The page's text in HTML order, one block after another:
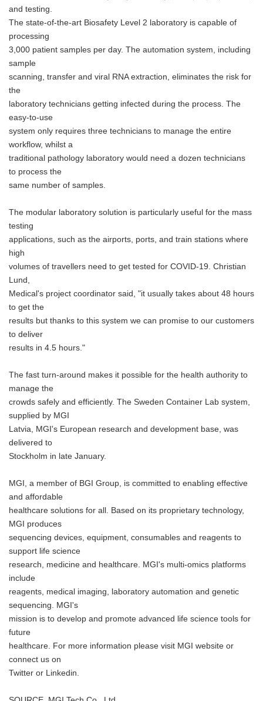
and testing.
The state-of-the-art Biosafety Level 2 laboratory is capable of
processing
3,000 patient samples per day. The automation system, including
sample
scanning, transfer and viral RNA extraction, eliminates the risk for
the
laboratory technicians getting infected during the process. The
easy-to-use
system only requires three technicians to manage the entire
workflow, whilst a
traditional pathology laboratory would need a dozen technicians
to process the
same number of samples.
The modular laboratory solution is particularly useful for the mass
testing
applications, such as the airports, ports, and train stations where
high
volumes of travellers need to get tested for COVID-19. Christian
Lund,
Medical's project coordinator said, "it usually takes about 48 hours
to get the
results but thanks to this system we can promise to our customers
to deliver
results in 4.5 hours."
The fast turn-around makes it possible for the health authority to
manage the
crowds safely and efficiently. The Sweden Container Lab system,
supplied by MGI
Latvia, MGI's European research and development base, was
delivered to
Stockholm in late January.
MGI, a member of BGI Group, is committed to enabling effective
and affordable
healthcare solutions for all. Based on its proprietary technology,
MGI produces
sequencing devices, equipment, consumables and reagents to
support life science
research, medicine and healthcare. MGI's multi-omics platforms
include
reagents, medical imaging, laboratory automation and genetic
sequencing. MGI's
mission is to develop and promote advanced life science tools for
future
healthcare. For more information please visit MGI website or
connect us on
Twitter or Linkedin.